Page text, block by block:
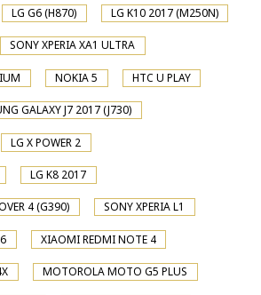
LG G6 (H870) LG K10 2017 (M250N)
SONY XPERIA XA1 ULTRA
NOKIA 5 HTC U PLAY
GALAXY J7 2017 (J730)
LG X POWER 2
LG K8 2017
4 (G390) SONY XPERIA L1
XIAOMI REDMI NOTE 4
MOTOROLA MOTO G5 PLUS